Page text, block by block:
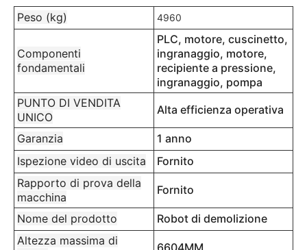
Peso (kg) 4960
Componenti
fondamentali
PLC, motore, cuscinetto,
ingranaggio, motore,
recipiente a pressione,
ingranaggio, pompa
PUNTO DI VENDITA
UNICO
Alta efficienza operativa
Garanzia
1 anno
Ispezione video di uscita
Fornito
Rapporto di prova della
macchina
Fornito
Nome del prodotto
Robot di demolizione
Altezza massima di
6604MM